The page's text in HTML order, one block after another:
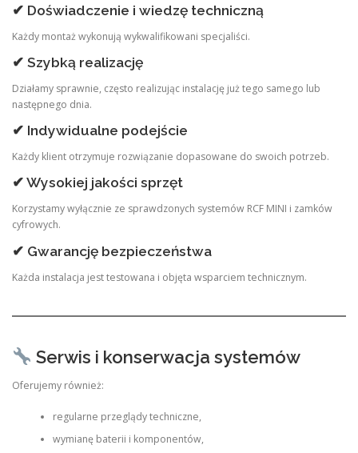
✔ Doświadczenie i wiedzę techniczną
Każdy montaż wykonują wykwalifikowani specjaliści.
✔ Szybką realizację
Działamy sprawnie, często realizując instalację już tego samego lub
następnego dnia.
✔ Indywidualne podejście
Każdy klient otrzymuje rozwiązanie dopasowane do swoich potrzeb.
✔ Wysokiej jakości sprzęt
Korzystamy wyłącznie ze sprawdzonych systemów RCF MINI i zamków
cyfrowych.
✔ Gwarancję bezpieczeństwa
Każda instalacja jest testowana i objęta wsparciem technicznym.
Serwis i konserwacja systemów
Oferujemy również:
regularne przeglądy techniczne,
wymianę baterii i komponentów,